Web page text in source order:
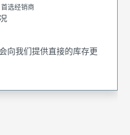
首选经销商
向我们提供直接的库存更